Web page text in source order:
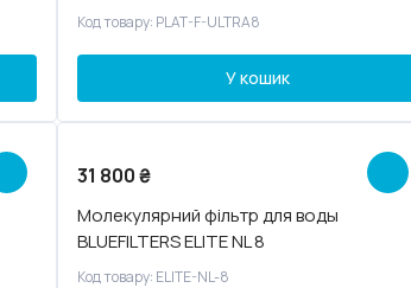
Код товару: PLAT-F-ULTRA8
У кошик
31 800₴
Молекулярний фільтр для воды
BLUEFILTERS ELITE NL 8
Код товару: ELITE-NL-8